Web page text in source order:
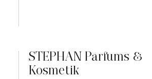
STEPHAN Parfums &
Kosmetik